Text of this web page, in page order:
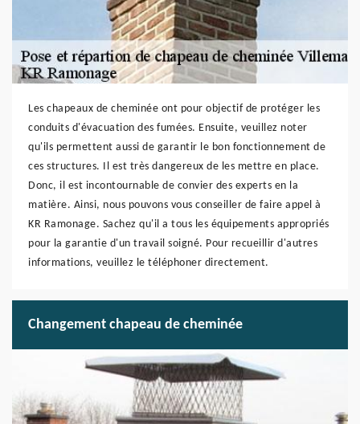
Les chapeaux de cheminée ont pour objectif de protéger les
conduits d'évacuation des fumées. Ensuite, veuillez noter
qu'ils permettent aussi de garantir le bon fonctionnement de
ces structures. Il est très dangereux de les mettre en place.
Donc, il est incontournable de convier des experts en la
matière. Ainsi, nous pouvons vous conseiller de faire appel à
KR Ramonage. Sachez qu'il a tous les équipements appropriés
pour la garantie d'un travail soigné. Pour recueillir d'autres
informations, veuillez le téléphoner directement.
Changement chapeau de cheminée